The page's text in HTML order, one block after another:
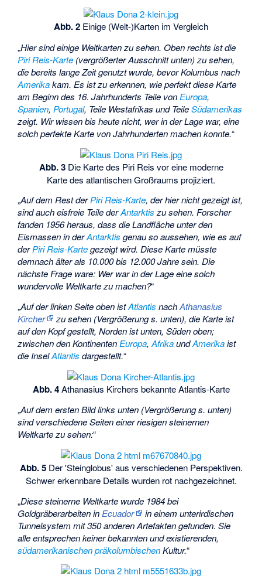
Abb. 2 Einige (Welt-)Karten im Vergleich
„Hier sind einige Weltkarten zu sehen. Oben rechts ist die
Piri Reis-Karte (vergrößerter Ausschnitt unten) zu sehen,
die bereits lange Zeit genutzt wurde, bevor Kolumbus nach
Amerikakam. Es ist zu erkennen, wie perfekt diese Karte
am Beginn des 16. Jahrhunderts Teile von Europa,
Spanien, Portugal, Teile Westafrikas und TeileSüdamerikas
zeigt. Wir wissen bis heute nicht, wer in der Lage war, eine
solch perfekte Karte von Jahrhunderten machen konnte.“
Abb. 3Die Karte des Piri Reis vor eine moderne
Karte des atlantischen Großraums projiziert.
„Auf dem Rest derPiri Reis-Karte, der hier nicht gezeigt ist,
sind auch eisfreie Teile derAntarktis zu sehen. Forscher
fanden 1956 heraus, dass die Landfläche unter den
Eismassen in derAntarktis genau so aussehen, wie es auf
derPiri Reis-Kartegezeigt wird. Diese Karte müsste
demnach älter als 10.000 bis 12.000 Jahre sein. Die
nächste Frage ware: Wer war in der Lage eine solch
wundervolle Weltkarte zu machen?“
„Auf der linken Seite oben istAtlantis nachAthanasius
Kircher
zu sehen (Vergrößerung s. unten), die Karte ist
auf den Kopf gestellt, Norden ist unten, Süden oben;
zwischen den Kontinenten Europa,AfrikaundAmerikaist
die InselAtlantis dargestellt.“
Abb. 4Athanasius Kirchers bekannte Atlantis-Karte
„Auf dem ersten Bild links unten (Vergrößerung s. unten)
sind verschiedene Seiten einer riesigen steinernen
Weltkarte zu sehen:“
Abb. 5Der 'Steinglobus' aus verschiedenen Perspektiven.
Schwer erkennbare Details wurden rot nachgezeichnet.
„Diese steinerne Weltkarte wurde 1984 bei
Goldgräberarbeiten in Ecuador
in einem unterirdischen
Tunnelsystem mit 350 anderen Artefakten gefunden. Sie
alle entsprechen keiner bekannten und existierenden,
südamerikanischen präkolumbischenKultur.“